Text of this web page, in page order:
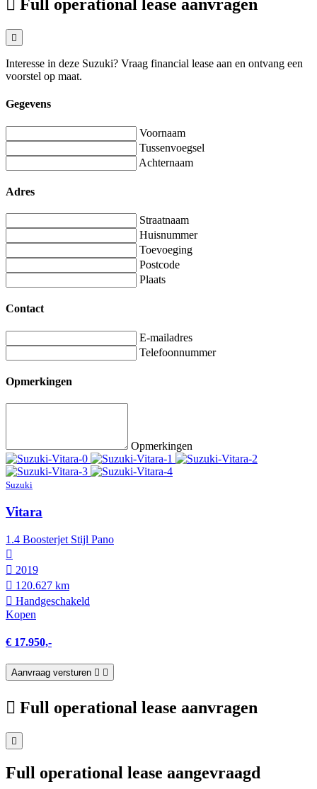
Full operational lease aanvragen
Interesse in deze Suzuki? Vraag financial lease aan en ontvang een
voorstel op maat.
Gegevens
Voornaam
Tussenvoegsel
Achternaam
Adres
Straatnaam
Huisnummer
Toevoeging
Postcode
Plaats
Contact
E-mailadres
Telefoonnummer
Opmerkingen
Opmerkingen
Suzuki
Vitara
1.4 Boosterjet Stijl Pano
2019
120.627 km
Hand­geschakeld
Kopen
€ 17.950,-
Aanvraag versturen
Full operational lease aanvragen
Full operational lease aangevraagd